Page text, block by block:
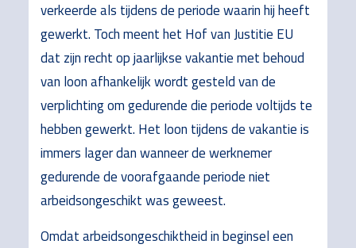
verkeerde als tijdens de periode waarin hij heeft
gewerkt. Toch meent het Hof van Justitie EU
dat zijn recht op jaarlijkse vakantie met behoud
van loon afhankelijk wordt gesteld van de
verplichting om gedurende die periode voltijds te
hebben gewerkt. Het loon tijdens de vakantie is
immers lager dan wanneer de werknemer
gedurende de voorafgaande periode niet
arbeidsongeschikt was geweest.
Omdat arbeidsongeschiktheid in beginsel een